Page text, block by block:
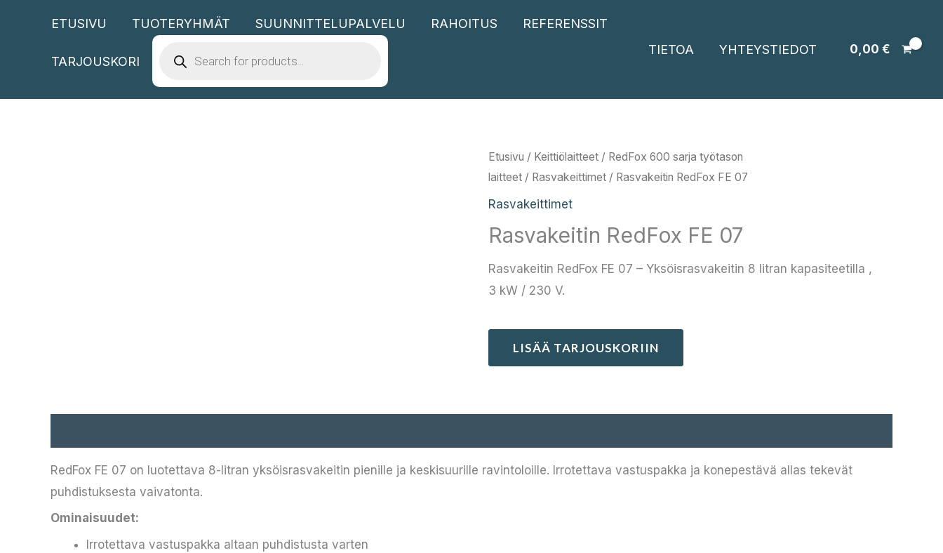
ETUSIVU TUOTERYHMÄT SUUNNITTELUPALVELU RAHOITUS REFERENSSIT
TARJOUSKORI
SEARCH
TIETOA YHTEYSTIEDOT 0,00 €
Etusivu / Keittiölaitteet / RedFox 600 sarja työtason
laitteet / Rasvakeittimet / Rasvakeitin RedFox FE 07
Rasvakeittimet
Rasvakeitin RedFox FE 07
Rasvakeitin RedFox FE 07 – Yksöisrasvakeitin 8 litran kapasiteetilla ,
3 kW / 230 V.
LISÄÄ TARJOUSKORIIN
RedFox FE 07 on luotettava 8-litran yksöisrasvakeitin pienille ja keskisuurille ravintoloille. Irrotettava vastuspakka ja konepestävä allas tekevät
puhdistuksesta vaivatonta.
Ominaisuudet:
Irrotettava vastuspakka altaan puhdistusta varten